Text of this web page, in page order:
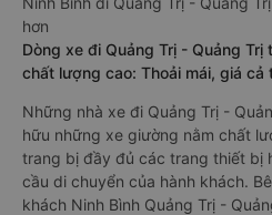
hơn
Dòng xe đi Quảng Trị - Quảng Trị
chất lượng cao: Thoải mái, giá cả
Những nhà xe đi Quảng Trị -
hữu những xe giường nằm chất
trang bị đầy đủ các trang thiết bị
cầu di chuyển của hành khách.
khách Ninh Bình Quảng Trị -